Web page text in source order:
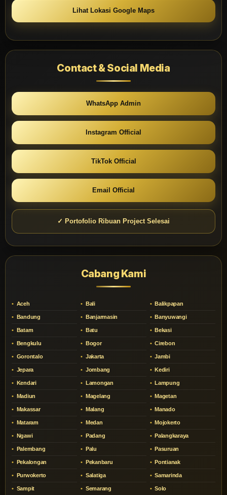
Lihat Lokasi Google Maps
Contact & Social Media
WhatsApp Admin
Instagram Official
TikTok Official
Email Official
✓ Portofolio Ribuan Project Selesai
Cabang Kami
Aceh Bali Balikpapan
Bandung Banjarmasin Banyuwangi
Batam Batu Bekasi
Bengkulu Bogor Cirebon
Gorontalo Jakarta Jambi
Jepara Jombang Kediri
Kendari Lamongan Lampung
Madiun Magelang Magetan
Makassar Malang Manado
Mataram Medan Mojokerto
Ngawi Padang Palangkaraya
Palembang Palu Pasuruan
Pekalongan Pekanbaru Pontianak
Purwokerto Salatiga Samarinda
Sampit Semarang Solo